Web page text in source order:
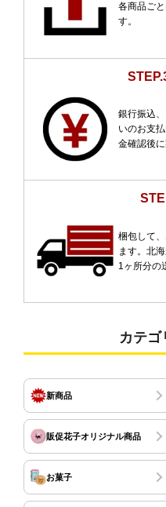
各商品ご
す。
銀行振込
いのお支
金確認後に
梱包して
ます。北
1ヶ所分の
カテゴ
新商品
販促花子オリジナル商品
お菓子